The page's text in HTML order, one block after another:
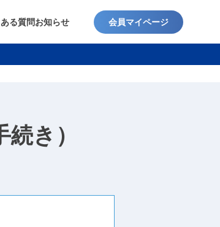
る質問お知らせ 会員マイページ
き）